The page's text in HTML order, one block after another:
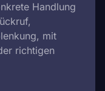
Handlung
mit
richtigen